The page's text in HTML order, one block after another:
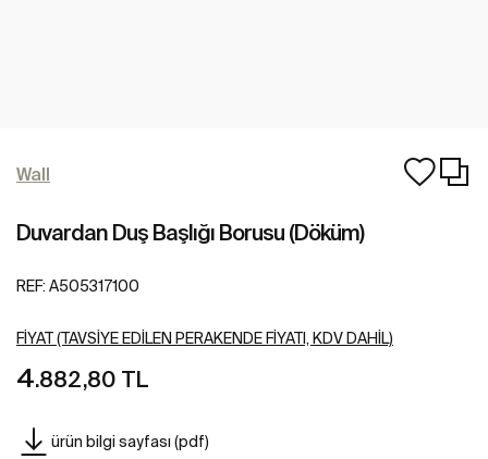
Wall
Duvardan Duş Başlığı Borusu (Döküm)
REF: A505317100
FIYAT (TAVSIYE EDILEN PERAKENDE FIYATI, KDV DAHIL)
4.882,80 TL
ürün bilgi sayfası (pdf)